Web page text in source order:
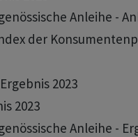
Anleihe -
der
2023
2023
Anleihe -